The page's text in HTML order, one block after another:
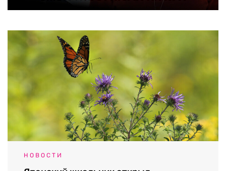
НОВОСТИ